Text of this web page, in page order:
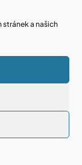
a našich
vlastníka
nebo